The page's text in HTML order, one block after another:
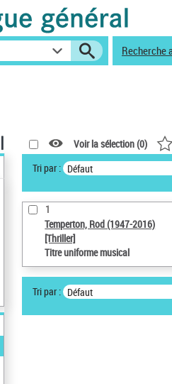
Recherche
Voir la sélection (0)
Tri par : Défaut
1
Temperton, Rod (1947-2016)
[Thriller]
Titre uniforme musical
Tri par : Défaut